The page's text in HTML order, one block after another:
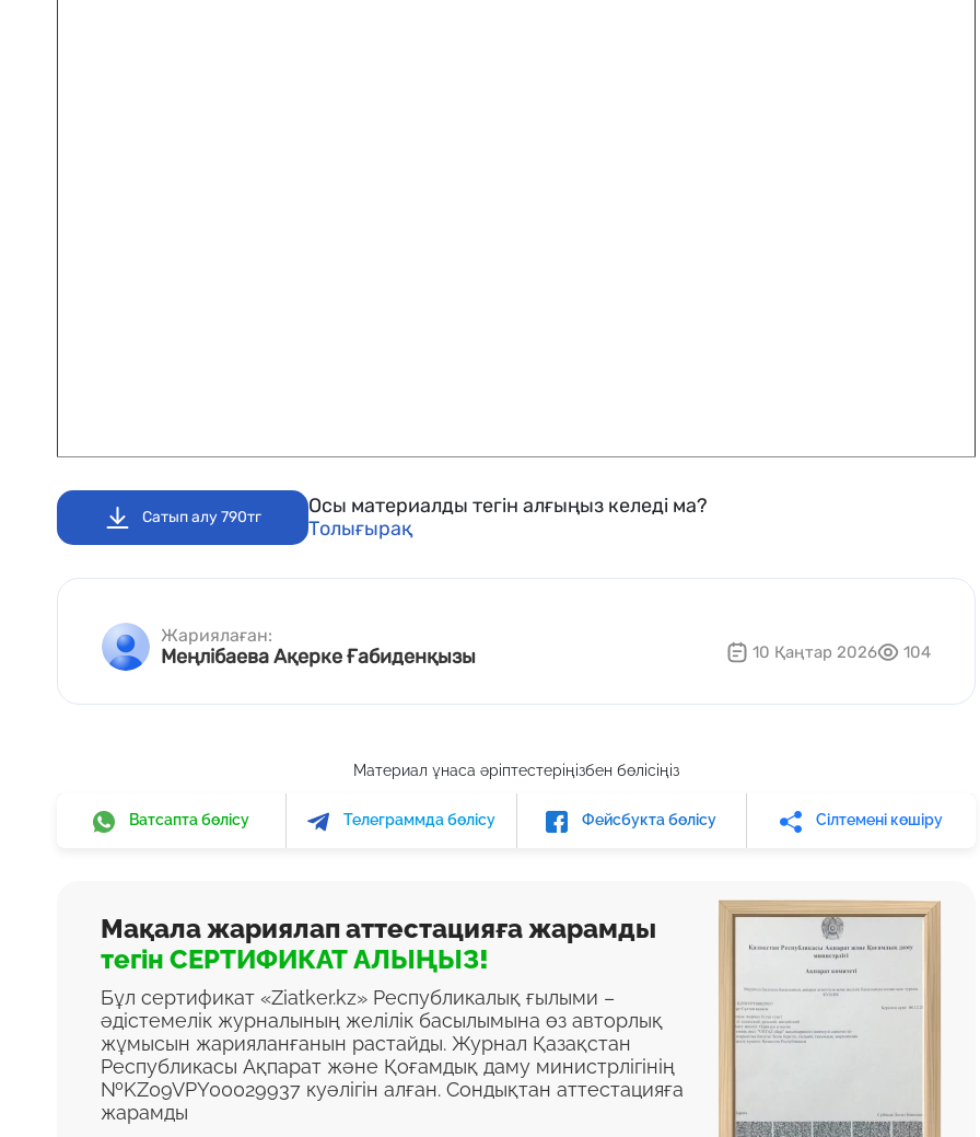
Сатып алу 790тг
Осы материалды тегін алғыңыз келеді ма?
Толығырақ
Жариялаған:
Меңлібаева Ақерке Ғабиденқызы 10 Қаңтар 2026 104
Материал ұнаса әріптестеріңізбен бөлісіңіз
Ватсапта бөлісу Телеграммда бөлісу Фейсбукта бөлісу Сілтемені көшіру
Мақала жариялап аттестацияға жарамды
тегін СЕРТИФИКАТ АЛЫҢЫЗ!
Бұл сертификат «Ziatker.kz» Республикалық ғылыми –
әдістемелік журналының желілік басылымына өз авторлық
жұмысын жарияланғанын растайды. Журнал Қазақстан
Республикасы Ақпарат және Қоғамдық даму министрлігінің
№KZ09VPY00029937 куәлігін алған. Сондықтан аттестацияға
жарамды